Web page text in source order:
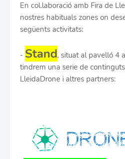
En col.laboració amb Fira de
nostres habituals zones on
següents activitats:
- Stand, situat al pavelló 4
tindrem una serie de
LleidaDrone i altres partners: